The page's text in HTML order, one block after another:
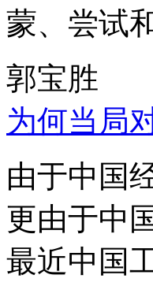
蒙、尝试
郭宝胜
为何当局
由于中国
更由于中
最近中国